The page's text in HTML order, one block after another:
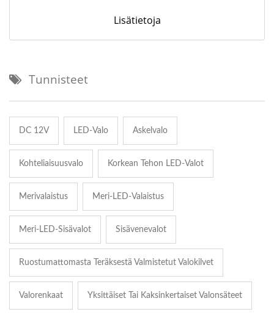
Lisätietoja
Tunnisteet
DC 12V LED-Valo Askelvalo
Kohteliaisuusvalo Korkean Tehon LED-Valot
Merivalaistus Meri-LED-Valaistus
Meri-LED-Sisävalot Sisävenevalot
Ruostumattomasta Teräksestä Valmistetut Valokilvet
Valorenkaat Yksittäiset Tai Kaksinkertaiset Valonsäteet